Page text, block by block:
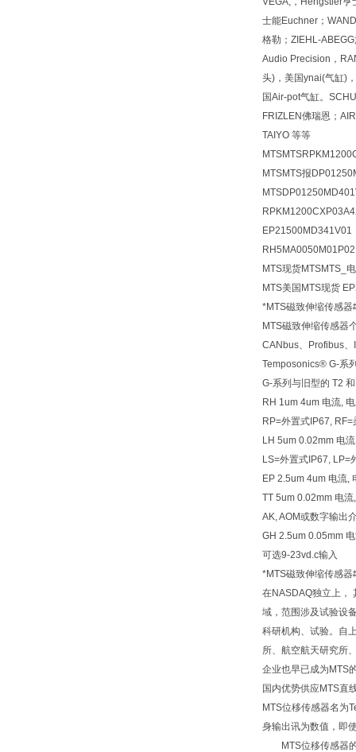
士能Euchner；
格勒；ZIEHL-
Audio Precision，
头)，美国ynai(气缸)
国Air-pot气缸。
FRIZLEN佛瑞恩；
TAIYO 等等
MTSMTS报
MTS现货MTSMTS_
MTS美国MTS现货
*MTS磁致伸缩传感器
MTS磁致伸缩传感器
CANbus、Profibus
Temposonics® G-系
G-系列与旧型的 T2
RH 1um 4um 电流,
RP=外置式IP67, RF=
LH 5um 0.02mm 电
LS=外置式IP67, LP=
EP 2.5um 4um 电流,
TT 5um 0.02mm 电
AK, AOM或数字输出
GH 2.5um 0.05mm
可选9-23vd.c输入
*MTS磁致伸缩传感器
在NASDAQ独立上，
域，范围涉及试验设
科研机构、试验。自
所、航空航天研究所
企业也早已成为MTS
国内优势供应MTS直
MTS位移传感器名为
身输出讯为数值，即
MTS位移传感器的